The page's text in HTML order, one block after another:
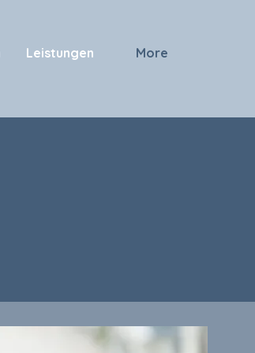
Leistungen More